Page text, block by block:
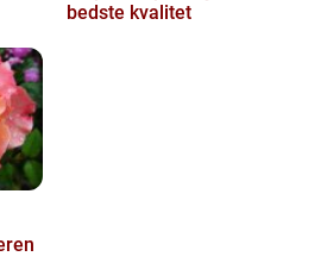
bedste kvalitet